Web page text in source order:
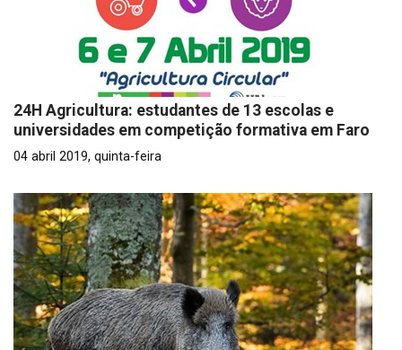
24H Agricultura: estudantes de 13 escolas e
universidades em competição formativa em Faro
04 abril 2019, quinta-feira